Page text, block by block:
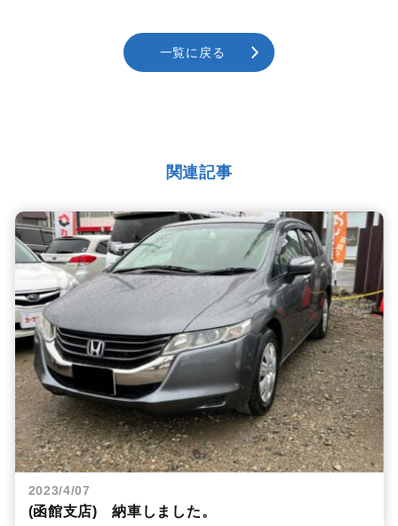
一覧に戻る
関連記事
2023/4/07
(函館支店) 納車しました。